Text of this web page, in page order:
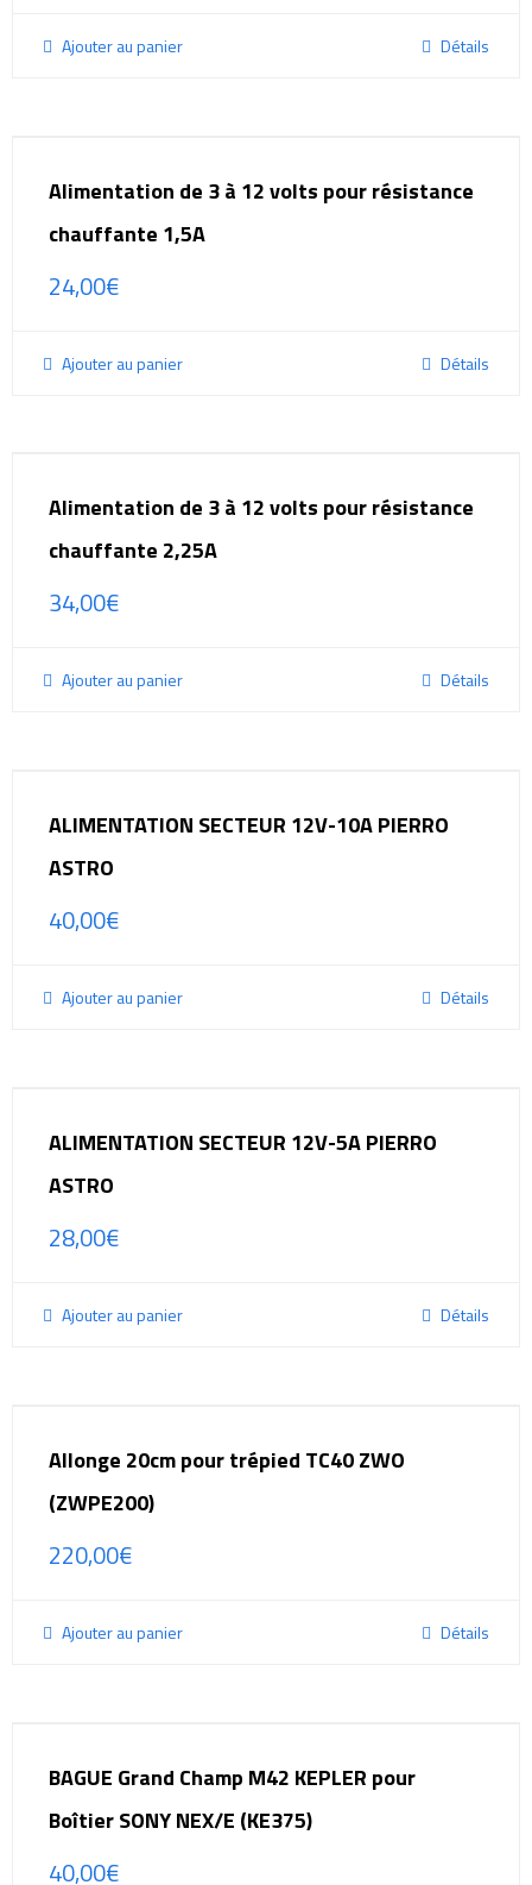
Ajouter au panier Détails
Alimentation de 3 à 12 volts pour résistance
chauffante 1,5A
24,00€
Ajouter au panier Détails
Alimentation de 3 à 12 volts pour résistance
chauffante 2,25A
34,00€
Ajouter au panier Détails
ALIMENTATION SECTEUR 12V-10A PIERRO
ASTRO
40,00€
Ajouter au panier Détails
ALIMENTATION SECTEUR 12V-5A PIERRO
ASTRO
28,00€
Ajouter au panier Détails
Allonge 20cm pour trépied TC40 ZWO
(ZWPE200)
220,00€
Ajouter au panier Détails
BAGUE Grand Champ M42 KEPLER pour
Boîtier SONY NEX/E (KE375)
40,00€